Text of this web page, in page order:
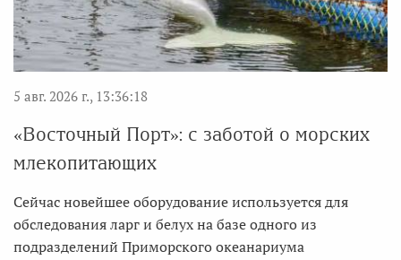
5 авг. 2026 г., 13:36:18
«Восточный Порт»: с заботой о морских
млекопитающих
Сейчас новейшее оборудование используется для
обследования ларг и белух на базе одного из
подразделений Приморского океанариума